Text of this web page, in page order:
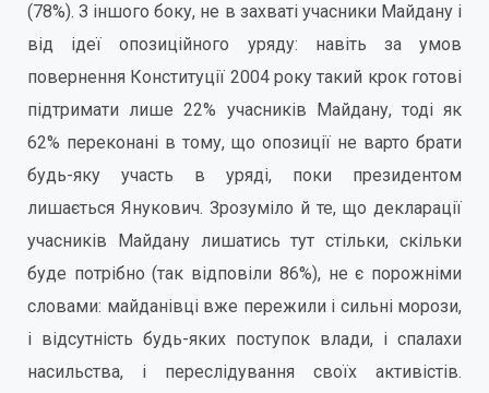
(78%). З іншого боку, не в захваті учасники Майдану і
від ідеї опозиційного уряду: навіть за умов
повернення Конституції 2004 року такий крок готові
підтримати лише 22% учасників Майдану, тоді як
62% переконані в тому, що опозиції не варто брати
будь-яку участь в уряді, поки президентом
лишається Янукович. Зрозуміло й те, що декларації
учасників Майдану лишатись тут стільки, скільки
буде потрібно (так відповіли 86%), не є порожніми
словами: майданівці вже пережили і сильні морози,
і відсутність будь-яких поступок влади, і спалахи
насильства, і переслідування своїх активістів.